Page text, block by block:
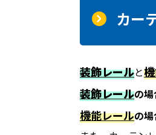
カー
装飾レールと
装飾レールの場
機能レールの場